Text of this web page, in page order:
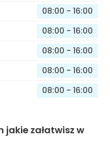
08:00 - 16:00
08:00 - 16:00
08:00 - 16:00
08:00 - 16:00
08:00 - 16:00
załatwisz w